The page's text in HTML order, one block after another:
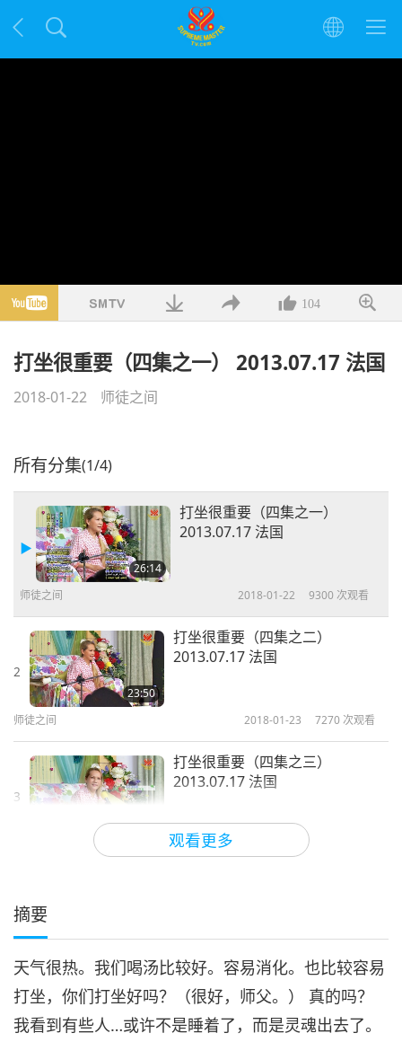
104
打坐很重要（四集之一） 2013.07.17 法国
2018-01-22 师徒之间
观看更多
所有分集(1/4)
26:14
打坐很重要（四集之一）
2013.07.17 法国
师徒之间 2018-01-22 9300 次观看
2
23:50
打坐很重要（四集之二）
2013.07.17 法国
师徒之间 2018-01-23 7270 次观看
3
打坐很重要（四集之三）
2013.07.17 法国
4
30:40
师徒之间 2018-01-25 7566次观看
摘要
天气很热。我们喝汤比较好。容易消化。也比较容易
打坐，你们打坐好吗？（很好，师父。） 真的吗？
我看到有些人…或许不是睡着了，而是灵魂出去了。